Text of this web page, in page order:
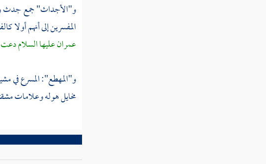
و"الأجداث" جمع جدث
المفسرين إلى أنهم
عمرانعليها السلام
و"المهطع": المسرع في
مخايل هوله وعلامات